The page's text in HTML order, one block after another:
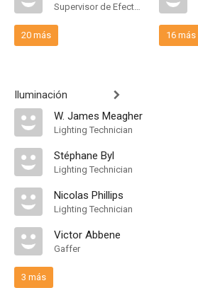
Supervisor de Efectos Visuales
20 más
Iluminación
W. James Meagher
Lighting Technician
Stéphane Byl
Lighting Technician
Nicolas Phillips
Lighting Technician
Victor Abbene
Gaffer
3 más
16 más